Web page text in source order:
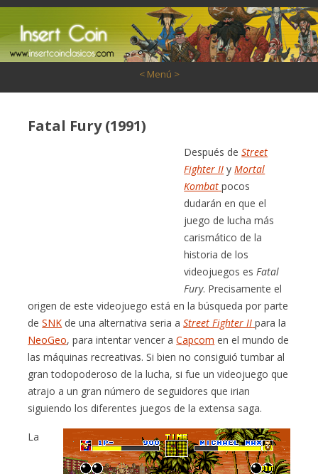
< Menú >
Fatal Fury (1991)
Después deStreet
Fighter II yMortal
Kombat pocos
dudarán en que el
juego de lucha más
carismático de la
historia de los
videojuegos es Fatal
Fury. Precisamente el
origen de este videojuego está en la búsqueda por parte
deSNK de una alternativa seria aStreet Fighter II para la
NeoGeo, para intentar vencer aCapcom en el mundo de
las máquinas recreativas. Si bien no consiguió tumbar al
gran todopoderoso de la lucha, si fue un videojuego que
atrajo a un gran número de seguidores que irian
siguiendo los diferentes juegos de la extensa saga.
La